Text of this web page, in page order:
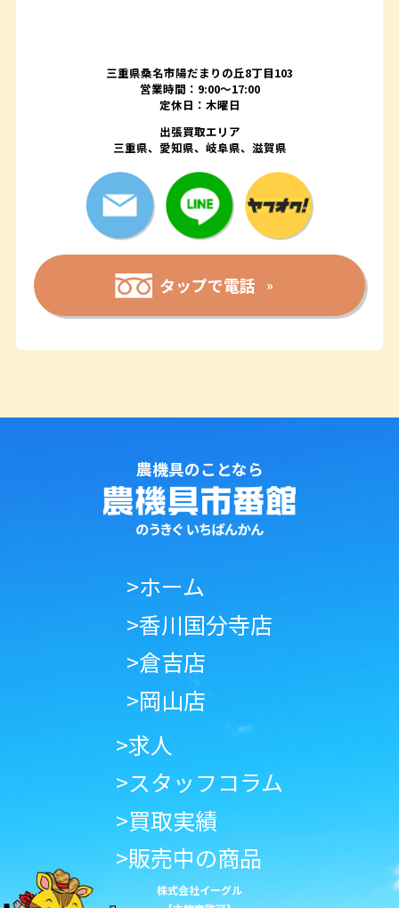
三重県桑名市陽だまりの丘8丁目103
営業時間：9:00〜17:00
定休日：木曜日
出張買取エリア
三重県、愛知県、岐阜県、滋賀県
タップで電話
農機具のことなら
>ホーム
>香川国分寺店
>倉吉店
>岡山店
>求人
>スタッフコラム
>買取実績
>販売中の商品
株式会社イーグル